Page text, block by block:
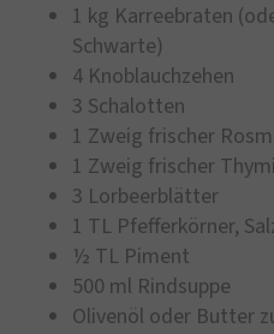
1 kg Karreebraten
Schwarte)
4 Knoblauchzehen
3 Schalotten
1 Zweig frischer
1 Zweig frischer
3 Lorbeerblätter
1 TL Pfefferkörner,
½ TL Piment
500 ml Rindsuppe
Olivenöl oder Butter